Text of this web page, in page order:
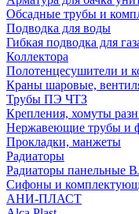
Обсадные трубы и
Подводка для воды
Гибкая подводка для
Коллектора
Полотенцесушители и
Краны шаровые,
Трубы ПЭ ЧТЗ
Крепления, хомуты
Нержавеющие трубы и
Прокладки, манжеты
Радиаторы
Радиаторы панельные
Сифоны и
АНИ-ПЛАСТ